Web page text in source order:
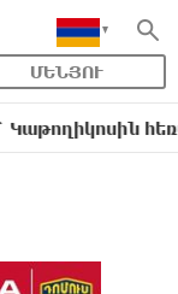
ՄԵՆՅՈՒ
հեռացնել